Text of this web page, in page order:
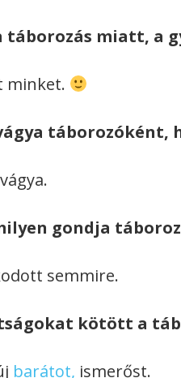
táborozás miatt, a
minket.
táborozóként,
gondja
semmire.
kötött a
barátot, ismerőst.